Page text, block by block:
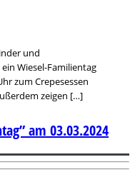
und
Wiesel-Familientag
zum Crepesessen
zeigen […]
am 03.03.2024